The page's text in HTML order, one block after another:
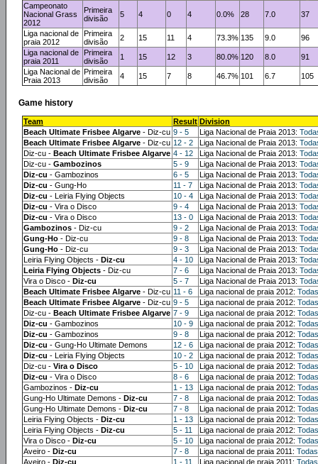
Campeonato
Nacional Grass
2012
Primeira
divisão
5 4 0 4 0.0% 28 7.0 37
Liga nacional de
praia 2012
Primeira
divisão
2 15 11 4 73.3% 135 9.0
96
Liga nacional de
praia 2011
Primeira
divisão
1 15 12 3 80.0% 120 8.0
91
Liga Nacional de
Praia 2013
Primeira
divisão
4 15 7 8 46.7% 101 6.7 105
Game history
Team Result Division
Beach Ultimate Frisbee Algarve - Diz-cu 9 - 5 Liga Nacional de Praia 2013:
Beach Ultimate Frisbee Algarve - Diz-cu 12 - 2 Liga Nacional de Praia 2013:
Diz-cu - Beach Ultimate Frisbee Algarve 4 - 12 Liga Nacional de Praia 2013:
Diz-cu - Gambozinos 5 - 9 Liga Nacional de Praia 2013:
Diz-cu - Gambozinos 6 - 5 Liga Nacional de Praia 2013:
Diz-cu - Gung-Ho 11 - 7 Liga Nacional de Praia 2013:
Diz-cu - Leiria Flying Objects 10 - 4 Liga Nacional de Praia 2013:
Diz-cu - Vira o Disco 9 - 4 Liga Nacional de Praia 2013:
Diz-cu - Vira o Disco 13 - 0 Liga Nacional de Praia 2013:
Gambozinos - Diz-cu 9 - 2 Liga Nacional de Praia 2013:
Gung-Ho - Diz-cu 9 - 8 Liga Nacional de Praia 2013:
Gung-Ho - Diz-cu 9 - 3 Liga Nacional de Praia 2013:
Leiria Flying Objects - Diz-cu 4 - 10 Liga Nacional de Praia 2013:
Leiria Flying Objects - Diz-cu 7 - 6 Liga Nacional de Praia 2013:
Vira o Disco - Diz-cu 5 - 7 Liga Nacional de Praia 2013:
Beach Ultimate Frisbee Algarve - Diz-cu 11 - 6 Liga nacional de praia 2012:
Beach Ultimate Frisbee Algarve - Diz-cu 9 - 5 Liga nacional de praia 2012:
Diz-cu - Beach Ultimate Frisbee Algarve 7 - 9 Liga nacional de praia 2012:
Diz-cu - Gambozinos 10 - 9 Liga nacional de praia 2012:
Diz-cu - Gambozinos 9 - 8 Liga nacional de praia 2012:
Diz-cu - Gung-Ho Ultimate Demons 12 - 6 Liga nacional de praia 2012:
Diz-cu - Leiria Flying Objects 10 - 2 Liga nacional de praia 2012:
Diz-cu - Vira o Disco 5 - 10 Liga nacional de praia 2012:
Diz-cu - Vira o Disco 8 - 6 Liga nacional de praia 2012:
Gambozinos - Diz-cu 1 - 13 Liga nacional de praia 2012:
Gung-Ho Ultimate Demons - Diz-cu 7 - 8 Liga nacional de praia 2012:
Gung-Ho Ultimate Demons - Diz-cu 7 - 8 Liga nacional de praia 2012:
Leiria Flying Objects - Diz-cu 1 - 13 Liga nacional de praia 2012:
Leiria Flying Objects - Diz-cu 5 - 11 Liga nacional de praia 2012:
Vira o Disco - Diz-cu 5 - 10 Liga nacional de praia 2012:
Aveiro - Diz-cu 7 - 8 Liga nacional de praia 2011:
Aveiro - Diz-cu 1 - 11 Liga nacional de praia 2011: